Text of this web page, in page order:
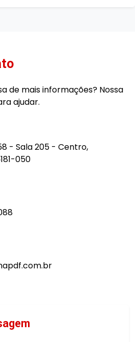
de mais informações? Nossa
ajudar.
- Sala 205 - Centro,
050